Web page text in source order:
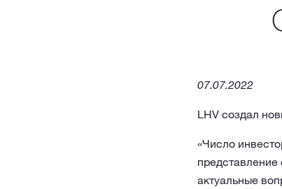
07.07.2022
LHV создал
«Число
актуальные